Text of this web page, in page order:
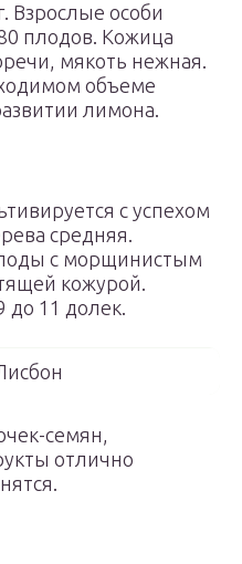
Взрослые особи
плодов. Кожица
мякоть нежная.
объеме
лимона.
с успехом
средняя.
с морщинистым
кожурой.
до 11 долек.
семян,
отлично